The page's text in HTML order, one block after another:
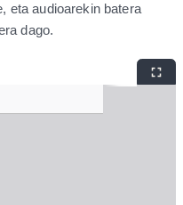
eta audioarekin batera
dago.